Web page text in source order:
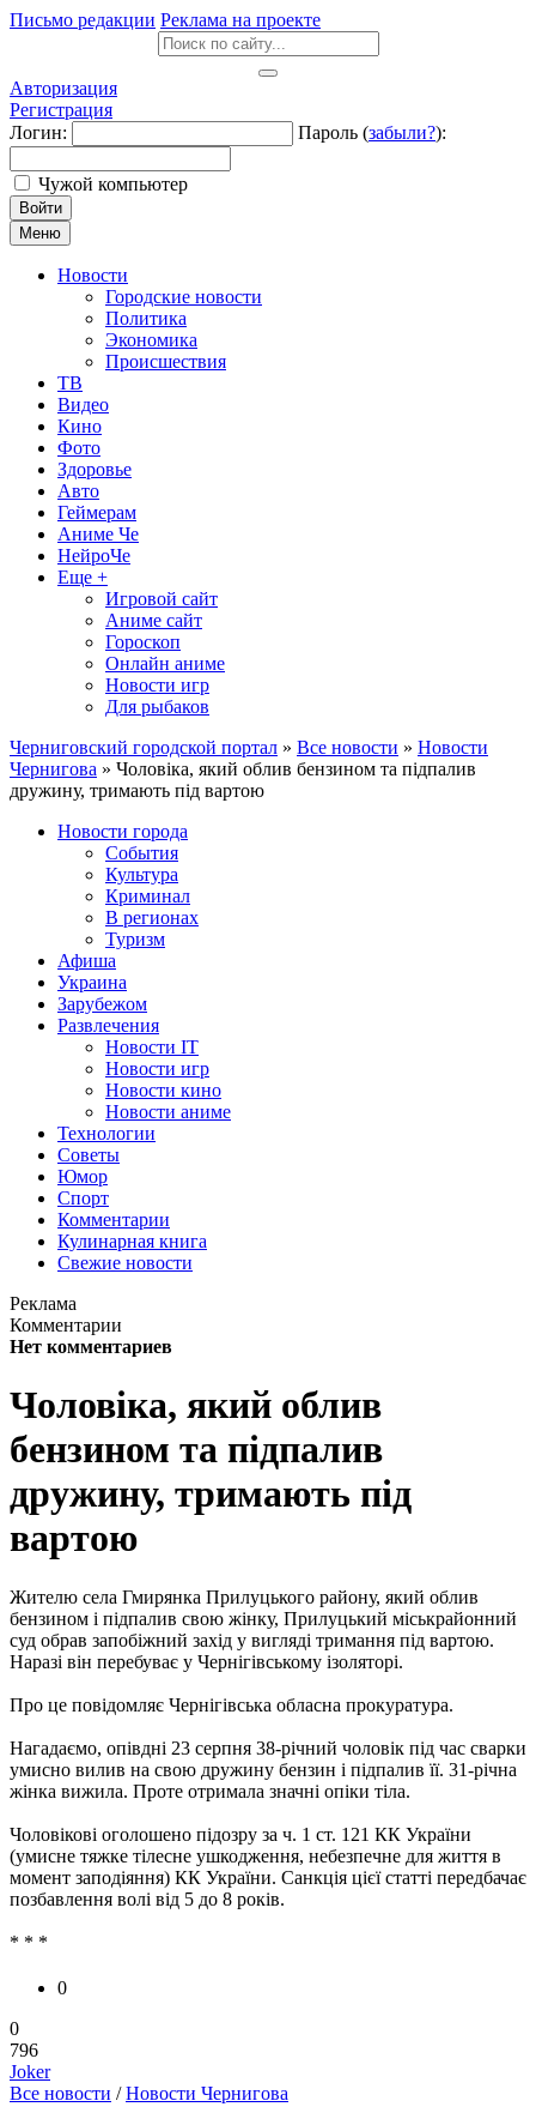
Письмо редакции Реклама на проекте
Авторизация
Регистрация
Логин:
Пароль (забыли?):
Чужой компьютер
Войти
Меню
Новости
Городские новости
Политика
Экономика
Происшествия
ТВ
Видео
Кино
Фото
Здоровье
Авто
Геймерам
Аниме Че
НейроЧе
Еще +
Игровой сайт
Аниме сайт
Гороскоп
Онлайн аниме
Новости игр
Для рыбаков
Черниговский городской портал » Все новости » Новости
Чернигова » Чоловіка, який облив бензином та підпалив
дружину, тримають під вартою
Новости города
События
Культура
Криминал
В регионах
Туризм
Афиша
Украина
Зарубежом
Развлечения
Новости IT
Новости игр
Новости кино
Новости аниме
Технологии
Советы
Юмор
Спорт
Комментарии
Кулинарная книга
Свежие новости
Реклама
Комментарии
Нет комментариев
Чоловіка, який облив
бензином та підпалив
дружину, тримають під
вартою
Жителю села Гмирянка Прилуцького району, який облив
бензином і підпалив свою жінку, Прилуцький міськрайонний
суд обрав запобіжний захід у вигляді тримання під вартою.
Наразі він перебуває у Чернігівському ізоляторі.
Про це повідомляє Чернігівська обласна прокуратура.
Нагадаємо, опівдні 23 серпня 38-річний чоловік під час сварки
умисно вилив на свою дружину бензин і підпалив її. 31-річна
жінка вижила. Проте отримала значні опіки тіла.
Чоловікові оголошено підозру за ч. 1 ст. 121 КК України
(умисне тяжке тілесне ушкодження, небезпечне для життя в
момент заподіяння) КК України. Санкція цієї статті передбачає
позбавлення волі від 5 до 8 років.
* * *
0
0
796
Joker
Все новости /Новости Чернигова